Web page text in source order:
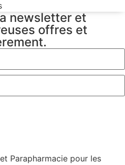
newsletter et
offres et
Parapharmacie pour les